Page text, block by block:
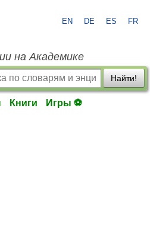
EN DE ES FR
на Академике
Найти!
Книги Игры ⚽